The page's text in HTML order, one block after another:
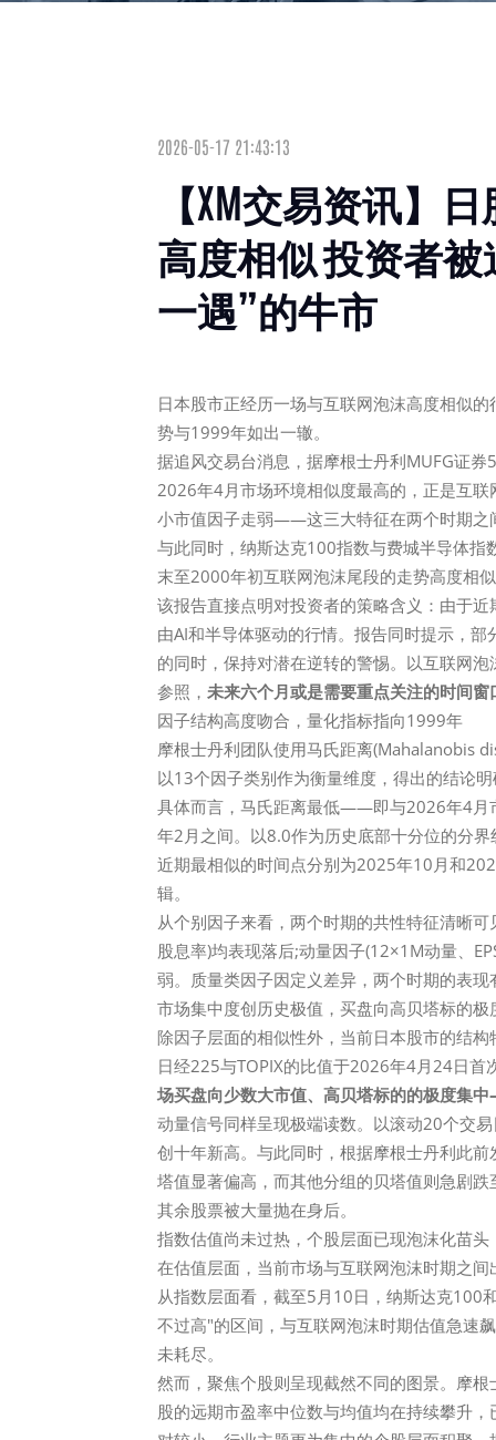
2026-05-17 21:43:13
【XM交易资讯】
高度相似 投资者
一遇”的牛市
日本股市正经历一场与互联网泡沫高度相似
势与1999年如出一辙。
据追风交易台消息，据摩根士丹利MUFG证
2026年4月市场环境相似度最高的，正是互
小市值因子走弱——这三大特征在两个时期之
与此同时，纳斯达克100指数与费城半导体
末至2000年初互联网泡沫尾段的走势高度相
该报告直接点明对投资者的策略含义：由于
由AI和半导体驱动的行情。报告同时提示，
的同时，保持对潜在逆转的警惕。以互联网
参照， 未来六个月或是需要重点关注的时间窗
因子结构高度吻合，量化指标指向1999年
摩根士丹利团队使用马氏距离(Mahalanobis
以13个因子类别作为衡量维度，得出的结论
具体而言，马氏距离最低——即与2026年4
年2月之间。以8.0作为历史底部十分位的分
近期最相似的时间点分别为2025年10月和
辑。
从个别因子来看，两个时期的共性特征清晰
股息率)均表现落后;动量因子(12×1M动量、
弱。质量类因子因定义差异，两个时期的表
市场集中度创历史极值，买盘向高贝塔标的极
除因子层面的相似性外，当前日本股市的结
日经225与TOPIX的比值于2026年4月24日
场买盘向少数大市值、高贝塔标的的极度集
动量信号同样呈现极端读数。以滚动20个交
创十年新高。与此同时，根据摩根士丹利此
塔值显著偏高，而其他分组的贝塔值则急剧
其余股票被大量抛在身后。
指数估值尚未过热，个股层面已现泡沫化苗头
在估值层面，当前市场与互联网泡沫时期之
从指数层面看，截至5月10日，纳斯达克100
不过高"的区间，与互联网泡沫时期估值急速
未耗尽。
然而，聚焦个股则呈现截然不同的图景。摩
股的远期市盈率中位数与均值均在持续攀升